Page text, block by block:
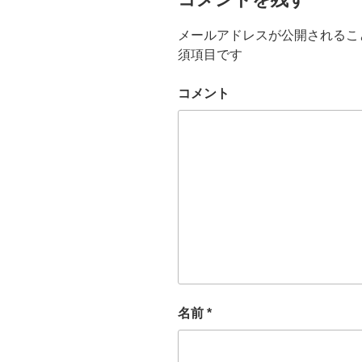
メールアドレスが公開されるこ
須項目です
コメント
名前 *